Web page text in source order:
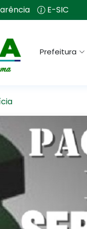
E-SIC
Prefeitura